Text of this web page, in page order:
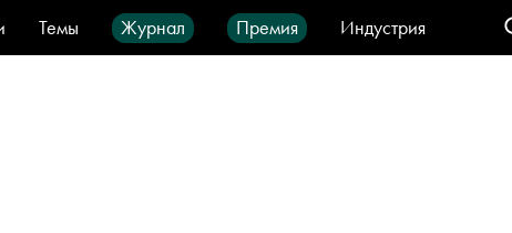
Темы Журнал Премия
Индустрия
Видео Город IT-продукты